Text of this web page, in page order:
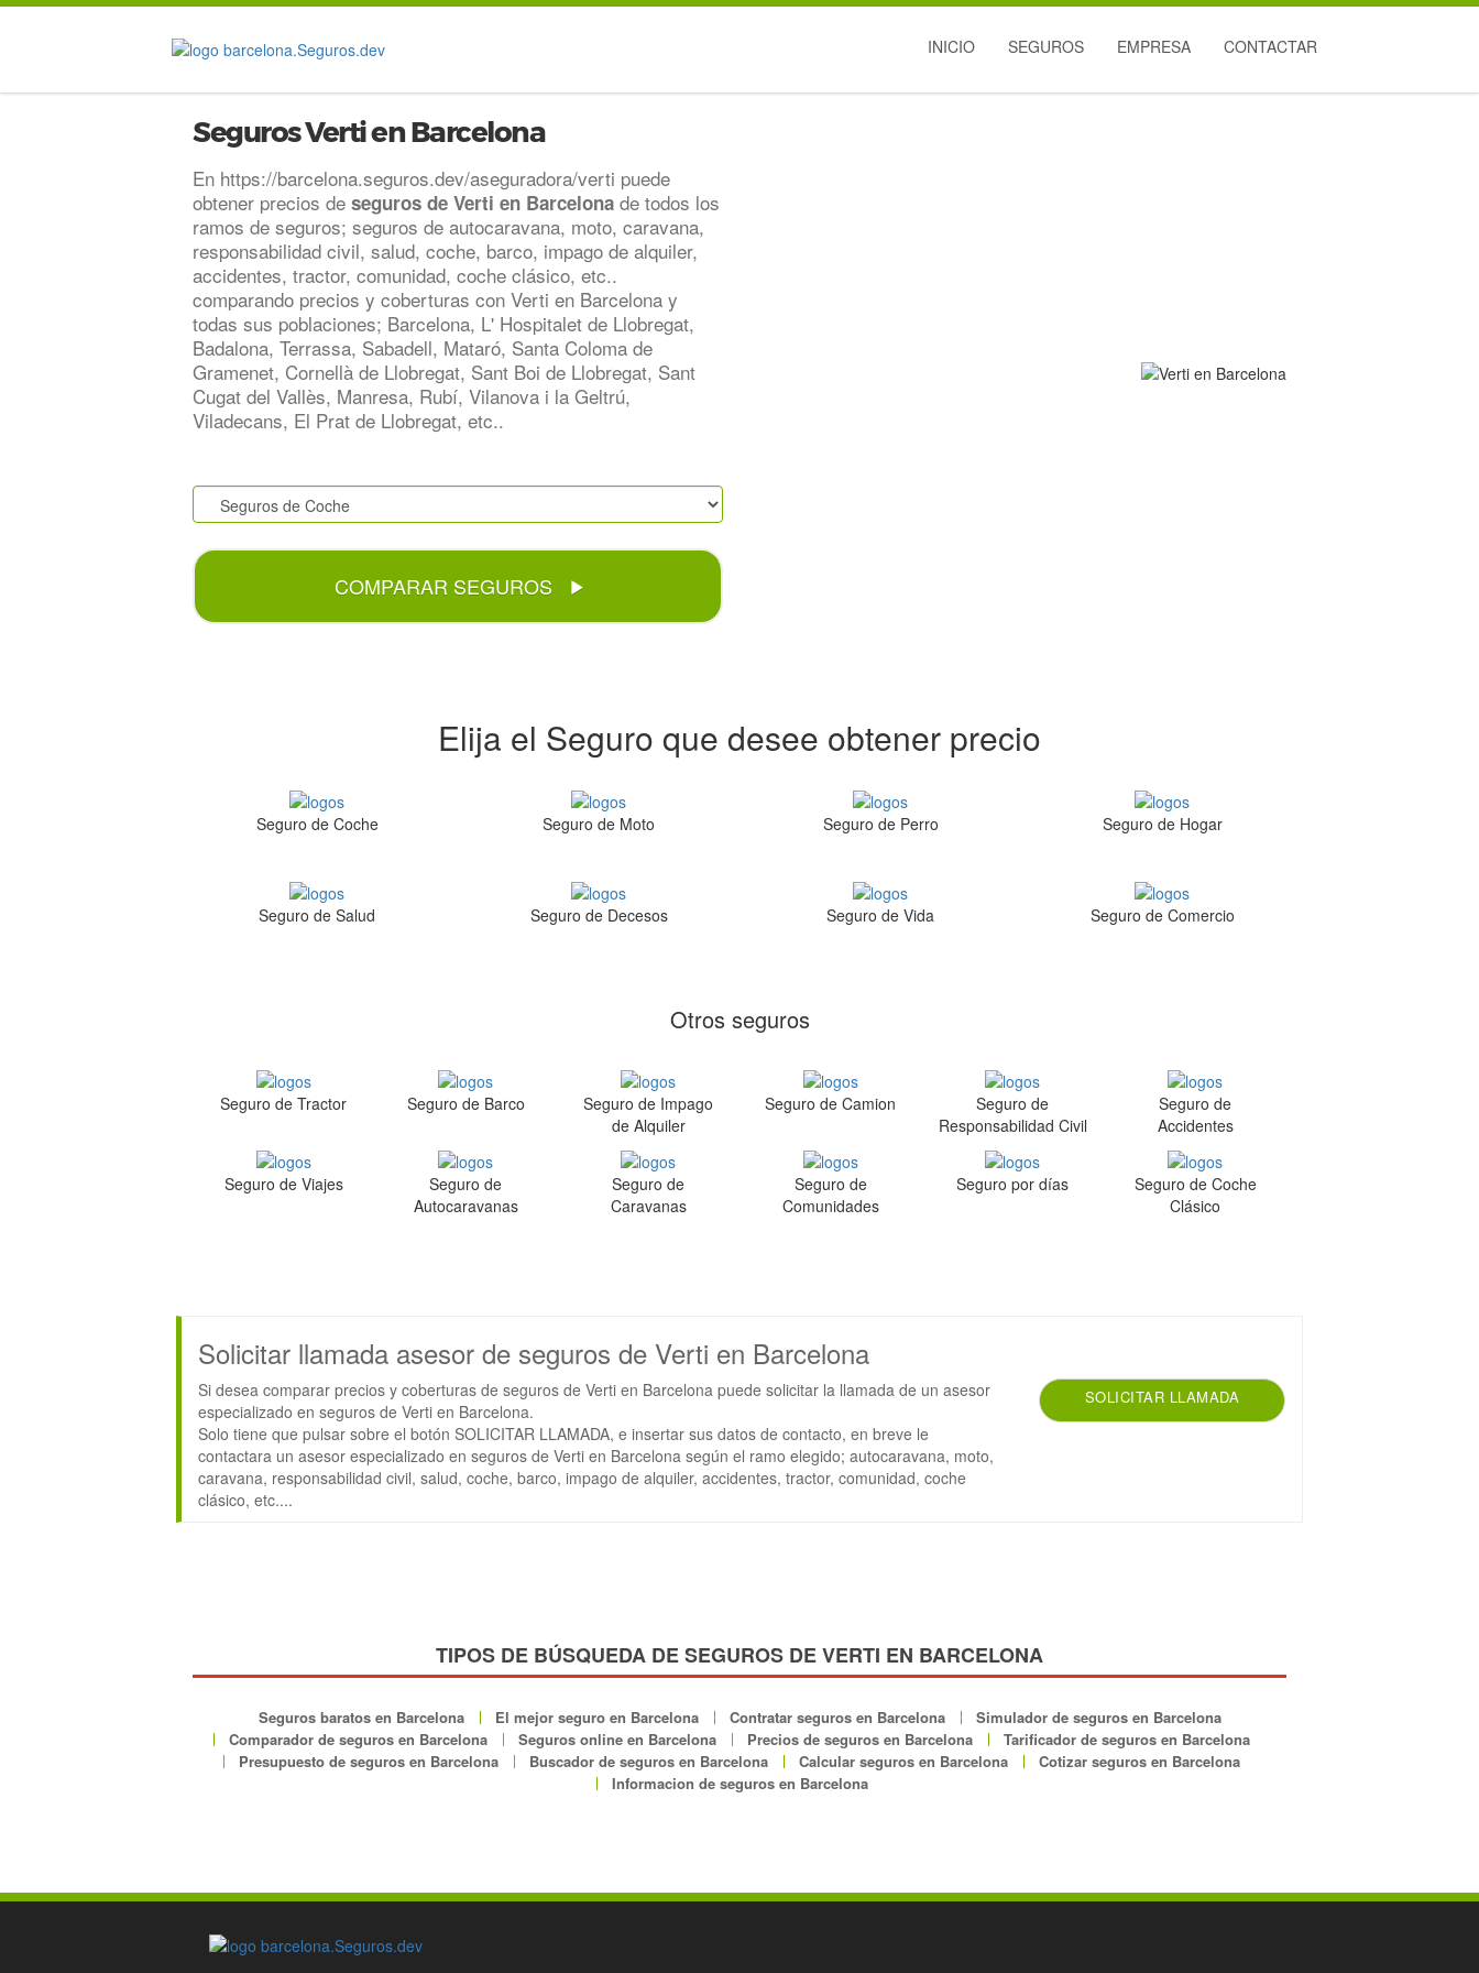
INICIO SEGUROS EMPRESA CONTACTAR
Seguros Verti en Barcelona
En https://barcelona.seguros.dev/aseguradora/verti puede
obtener precios de seguros de Verti en Barcelona de todos los
ramos de seguros; seguros de autocaravana, moto, caravana,
responsabilidad civil, salud, coche, barco, impago de alquiler,
accidentes, tractor, comunidad, coche clásico, etc..
comparando precios y coberturas con Verti en Barcelona y
todas sus poblaciones; Barcelona, L' Hospitalet de Llobregat,
Badalona, Terrassa, Sabadell, Mataró, Santa Coloma de
Gramenet, Cornellà de Llobregat, Sant Boi de Llobregat, Sant
Cugat del Vallès, Manresa, Rubí, Vilanova i la Geltrú,
Viladecans, El Prat de Llobregat, etc..
COMPARAR SEGUROS
Elija el Seguro que desee obtener precio
Seguro de Coche Seguro de Moto Seguro de Perro Seguro de Hogar
Seguro de Salud Seguro de Decesos Seguro de Vida Seguro de Comercio
Otros seguros
Seguro de Tractor Seguro de Barco
Seguro de Impago
de Alquiler
Seguro de Camion
Seguro de
Responsabilidad Civil
Seguro de
Accidentes
Seguro de Viajes
Seguro de
Autocaravanas
Seguro de
Caravanas
Seguro de
Comunidades
Seguro por días
Seguro de Coche
Clásico
Solicitar llamada asesor de seguros de Verti en Barcelona
Si desea comparar precios y coberturas de seguros de Verti en Barcelona puede solicitar la llamada de un asesor
especializado en seguros de Verti en Barcelona.
Solo tiene que pulsar sobre el botón SOLICITAR LLAMADA, e insertar sus datos de contacto, en breve le
contactara un asesor especializado en seguros de Verti en Barcelona según el ramo elegido; autocaravana, moto,
caravana, responsabilidad civil, salud, coche, barco, impago de alquiler, accidentes, tractor, comunidad, coche
clásico, etc....
SOLICITAR LLAMADA
TIPOS DE BÚSQUEDA DE SEGUROS DE VERTI EN BARCELONA
Seguros baratos en Barcelona El mejor seguro en Barcelona Contratar seguros en Barcelona
Simulador de seguros en Barcelona
Comparador de seguros en Barcelona
Seguros online en Barcelona Precios de seguros en Barcelona
Tarificador de seguros en Barcelona
Presupuesto de seguros en Barcelona
Buscador de seguros en Barcelona Calcular seguros en Barcelona
Cotizar seguros en Barcelona
Informacion de seguros en Barcelona